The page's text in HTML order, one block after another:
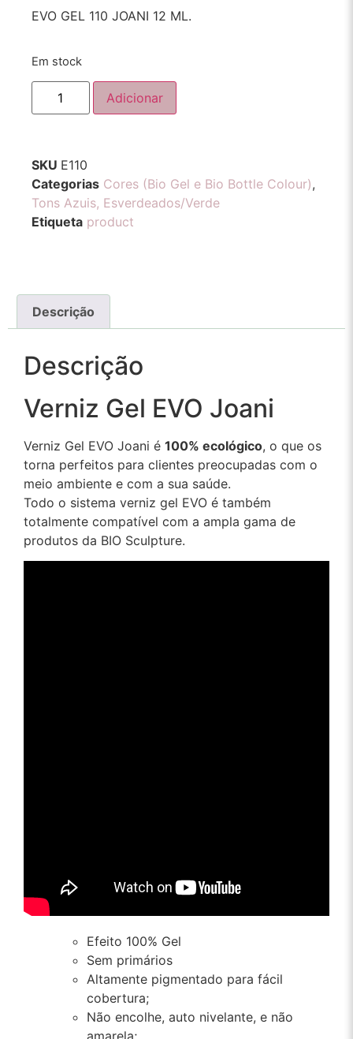
EVO GEL 110 JOANI 12 ML.
Em stock
Adicionar
SKU E110
Categorias Cores (Bio Gel e Bio Bottle Colour),
Tons Azuis, Esverdeados/Verde
Etiqueta product
Descrição
Descrição
Verniz Gel EVO Joani
Verniz Gel EVO Joani é 100% ecológico, o que os
torna perfeitos para clientes preocupadas com o
meio ambiente e com a sua saúde.
Todo o sistema verniz gel EVO é também
totalmente compatível com a ampla gama de
produtos da BIO Sculpture.
Efeito 100% Gel
Sem primários
Altamente pigmentado para fácil
cobertura;
Não encolhe, auto nivelante, e não